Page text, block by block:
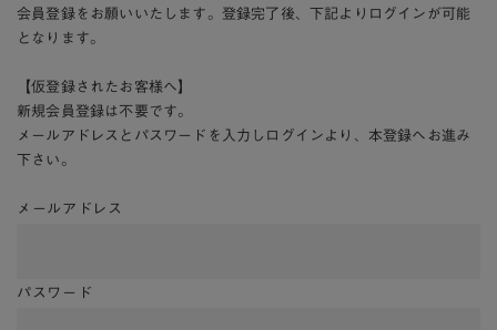
会員登録をお願いいたします。登録完了後、下記よりログインが可能
となります。
【仮登録されたお客様へ】
新規会員登録は不要です。
メールアドレスとパスワードを入力しログインより、本登録へお進み
下さい。
メールアドレス
パスワード